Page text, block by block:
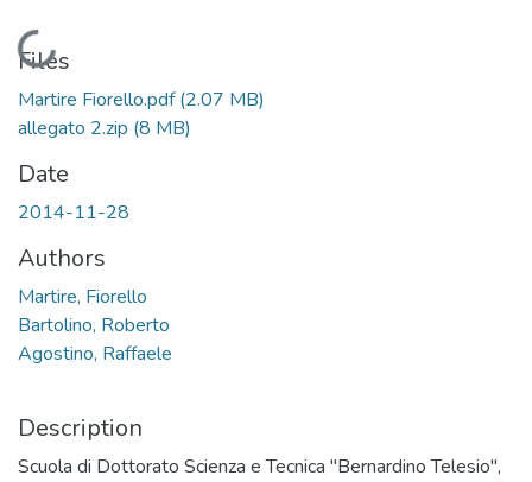
Loading...
Files
Martire Fiorello.pdf(2.07 MB)
allegato 2.zip (8 MB)
Date
2014-11-28
Authors
Martire, Fiorello
Bartolino, Roberto
Agostino, Raffaele
Description
Scuola di Dottorato Scienza e Tecnica "Bernardino Telesio",